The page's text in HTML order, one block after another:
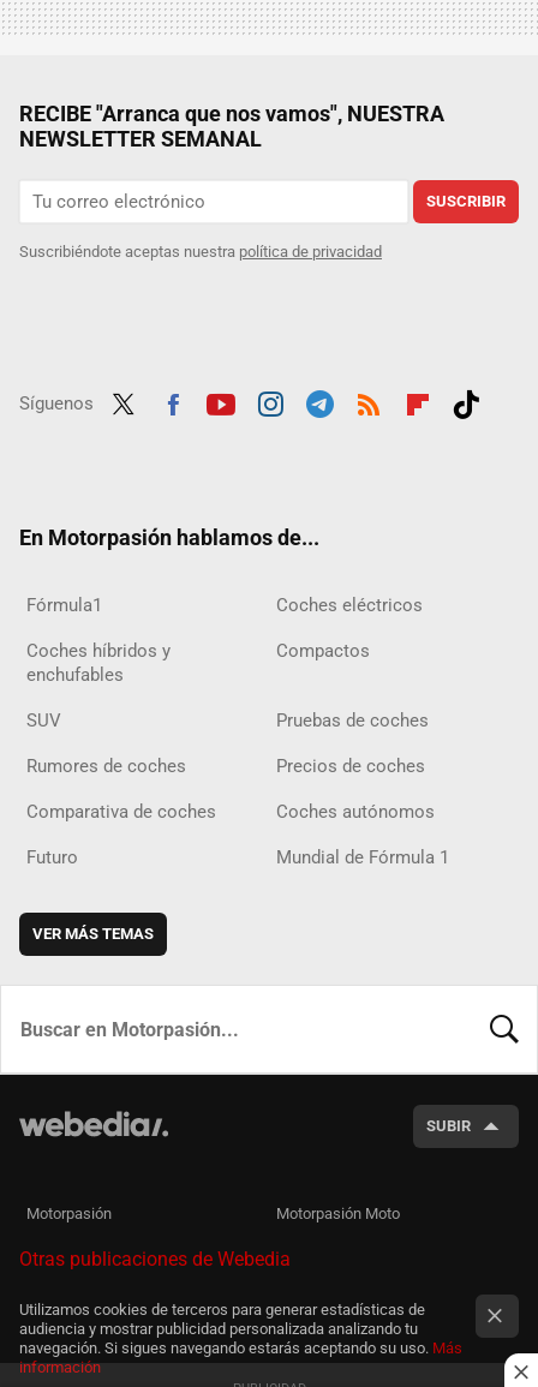
RECIBE "Arranca que nos vamos", NUESTRA
NEWSLETTER SEMANAL
SUSCRIBIR
Suscribiéndote aceptas nuestra política de privacidad
Síguenos
En Motorpasión hablamos de...
Fórmula1 Coches eléctricos
Coches híbridos y
enchufables
Compactos
SUV Pruebas de coches
Rumores de coches Precios de coches
Comparativa de coches Coches autónomos
Futuro Mundial de Fórmula 1
VER MÁS TEMAS
SUBIR
Motorpasión Motorpasión Moto
Otras publicaciones de Webedia
Utilizamos cookies de terceros para generar estadísticas de
audiencia y mostrar publicidad personalizada analizando tu
navegación. Si sigues navegando estarás aceptando su uso. Más
información